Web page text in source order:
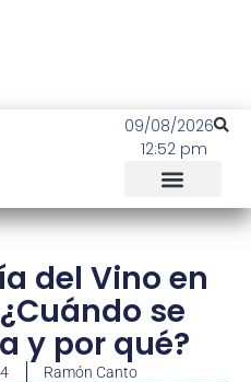
09/08/2026
12:52 pm
del Vino en
se
y por qué?
Ramón Canto